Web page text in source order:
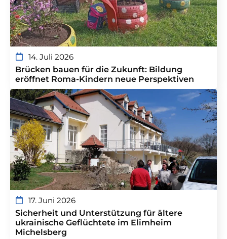
14. Juli 2026
Brücken bauen für die Zukunft: Bildung
eröffnet Roma-Kindern neue Perspektiven
17. Juni 2026
Sicherheit und Unterstützung für ältere
ukrainische Geflüchtete im Elimheim
Michelsberg